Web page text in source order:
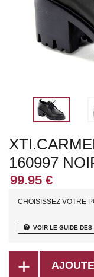
160997
CHOISISSEZ VOTRE
help VOIR LE GUIDE DES
add